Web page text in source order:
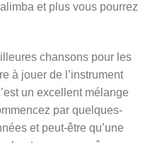
et plus vous pourrez
chansons pour les
à jouer de l’instrument
un excellent mélange
par quelques-
et peut-être qu’une